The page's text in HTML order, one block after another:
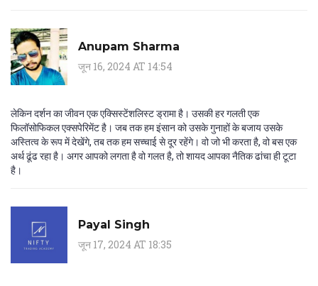
Anupam Sharma
जून 16, 2024 AT 14:54
लेकिन दर्शन का जीवन एक एक्सिस्टेंशलिस्ट ड्रामा है। उसकी हर गलती एक
फिलॉसोफिकल एक्सपेरिमेंट है। जब तक हम इंसान को उसके गुनाहों के बजाय उसके
अस्तित्व के रूप में देखेंगे, तब तक हम सच्चाई से दूर रहेंगे। वो जो भी करता है, वो बस एक
अर्थ ढूंढ रहा है। अगर आपको लगता है वो गलत है, तो शायद आपका नैतिक ढांचा ही टूटा
है।
Payal Singh
जून 17, 2024 AT 18:35